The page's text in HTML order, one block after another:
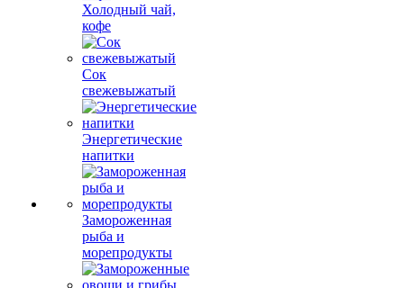
Холодный чай,
кофе
Сок
свежевыжатый
Энергетические
напитки
Замороженная
рыба и
морепродукты